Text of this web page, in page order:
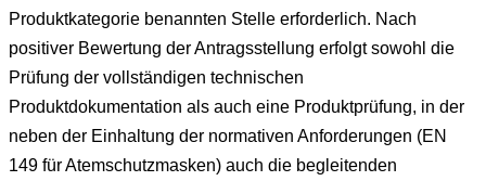
Produktkategorie benannten Stelle erforderlich. Nach
positiver Bewertung der Antragsstellung erfolgt sowohl die
Prüfung der vollständigen technischen
Produktdokumentation als auch eine Produktprüfung, in der
neben der Einhaltung der normativen Anforderungen (EN
149 für Atemschutzmasken) auch die begleitenden